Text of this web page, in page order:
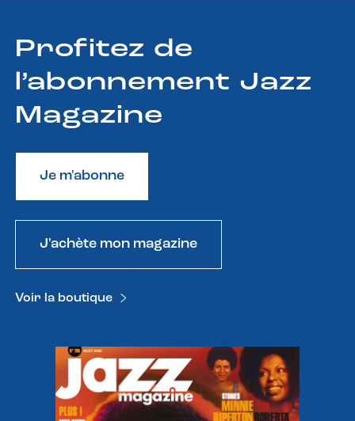
Profitez de
l’abonnement Jazz
Magazine
Je m'abonne
J'achète mon magazine
Voir la boutique